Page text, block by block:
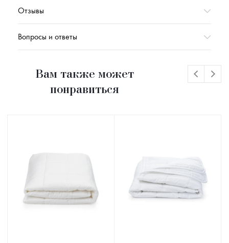
Отзывы
Вопросы и ответы
Вам также может
понравиться